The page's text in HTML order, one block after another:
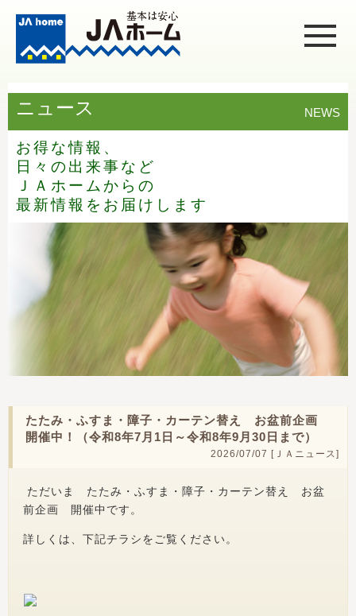
ニュース NEWS
お得な情報、
日々の出来事など
ＪＡホームからの
最新情報をお届けします
たたみ・ふすま・障子・カーテン替え お盆前企画
開催中！（令和8年7月1日～令和8年9月30日まで）
2026/07/07 [ ＪＡニュース]
ただいま たたみ・ふすま・障子・カーテン替え お盆
前企画 開催中です。
詳しくは、下記チラシをご覧ください。